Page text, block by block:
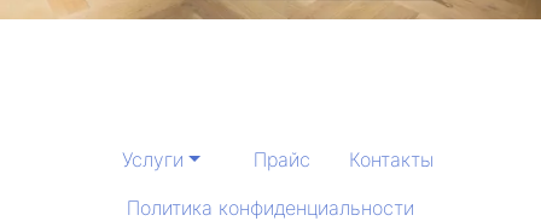
Услуги Прайс
Контакты
Политика конфиденциальности